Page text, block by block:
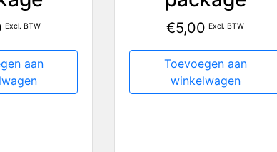
Excl. BTW
aan
€5,00 Excl. BTW
Toevoegen aan
winkelwagen